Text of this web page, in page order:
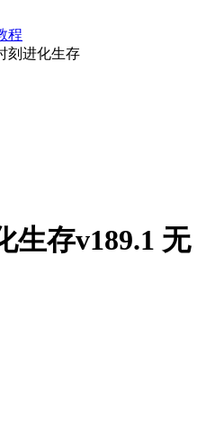
程
刻进化生存
生存v189.1 无